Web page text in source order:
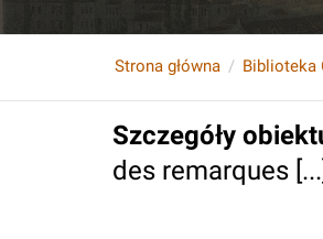
Strona główna Biblioteka
Szczegóły
des remarques